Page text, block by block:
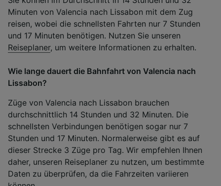
Minuten von Valencia nach Lissabon mit dem Zug
reisen, wobei die schnellsten Fahrten nur 7 Stunden
und 17 Minuten benötigen. Nutzen Sie unseren
Reiseplaner, um weitere Informationen zu erhalten.
Wie lange dauert die Bahnfahrt von Valencia nach
Lissabon?
Züge von Valencia nach Lissabon brauchen
durchschnittlich 14 Stunden und 32 Minuten. Die
schnellsten Verbindungen benötigen sogar nur 7
Stunden und 17 Minuten. Normalerweise gibt es auf
dieser Strecke 3 Züge pro Tag. Wir empfehlen Ihnen
daher, unseren Reiseplaner zu nutzen, um bestimmte
Daten zu überprüfen, da die Fahrzeiten variieren